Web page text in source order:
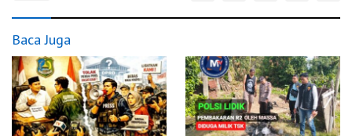
Baca Juga